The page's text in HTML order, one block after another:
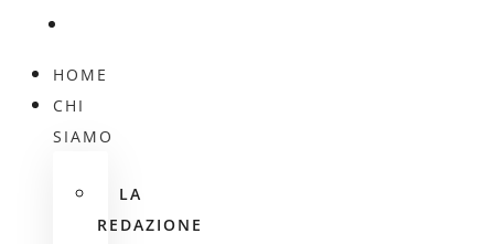
HOME
CHI
SIAMO
LA
REDAZIONE